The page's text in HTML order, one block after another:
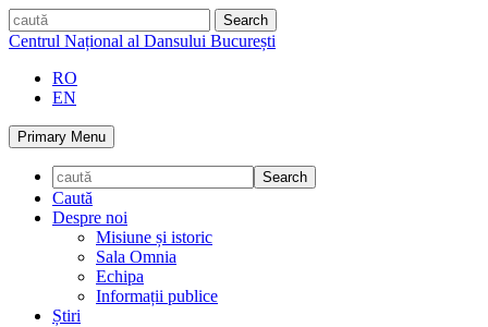
Skip
to
caută
Centrul Național al Dansului București
RO
EN
Primary Menu
Caută
Despre noi
Misiune și istoric
Sala Omnia
Echipa
Informații publice
Știri